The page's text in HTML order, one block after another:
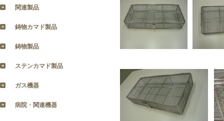
関連製品
鋳物カマド製品
鋳物製品
ステンカマド製品
ガス機器
病院・関連機器